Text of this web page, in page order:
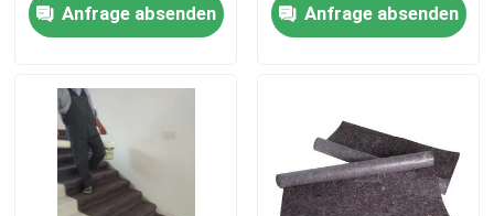
Zu Hause
Produkte
Über uns
Anfrage absenden
Anfrage absenden